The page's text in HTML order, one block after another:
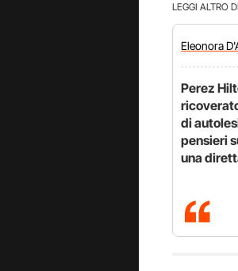
LEGGI ALTRO
Eleonora
Perez
di
pensieri
una